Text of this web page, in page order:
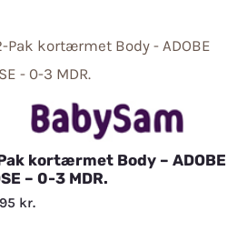
kortærmet Body – ADOBE
– 0-3 MDR.
kr.